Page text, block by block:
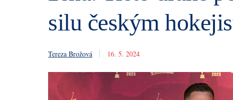
silu českým
Tereza Brožová 16. 5. 2024